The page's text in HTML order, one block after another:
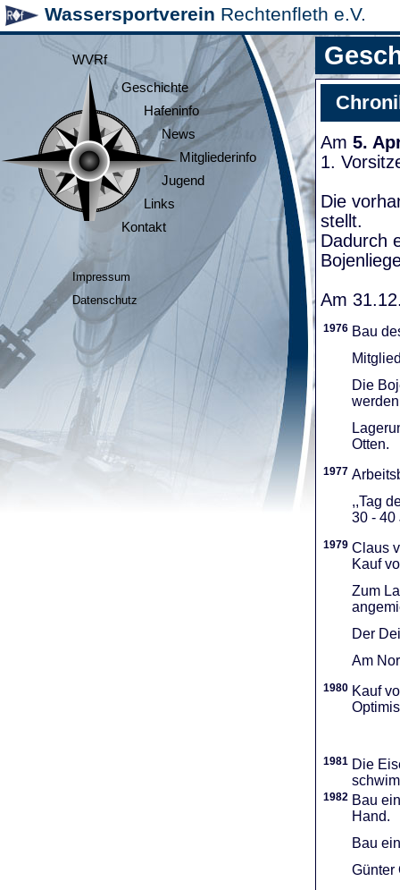
Wassersportverein Rechtenfleth e.V.
WVRf
Geschichte
Hafeninfo
News
Mitgliederinfo
Jugend
Links
Kontakt
Impressum
Datenschutz
Am 5.
1.
Die
stellt.
Dadurch
Am
1976 Bau
Die
Otten.
1977
,,Tag
30 - 40
1979 Claus
Kauf
Zum
Der
Am
1980 Kauf
1981 Die
1982 Bau
Hand.
Bau
Günter